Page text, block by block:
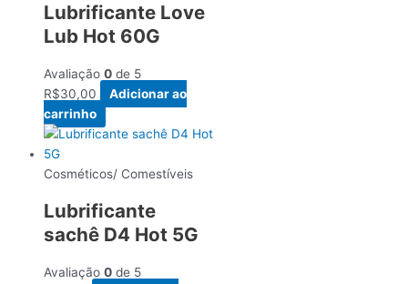
Lubrificante Love
Lub Hot 60G
Avaliação 0 de 5
R$30,00
Adicionar ao
carrinho
Cosméticos/ Comestíveis
Lubrificante
sachê D4 Hot 5G
Avaliação 0 de 5